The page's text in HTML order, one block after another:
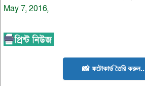
May 7, 2016,
📸 ফটোকার্ড তৈরি করুন..